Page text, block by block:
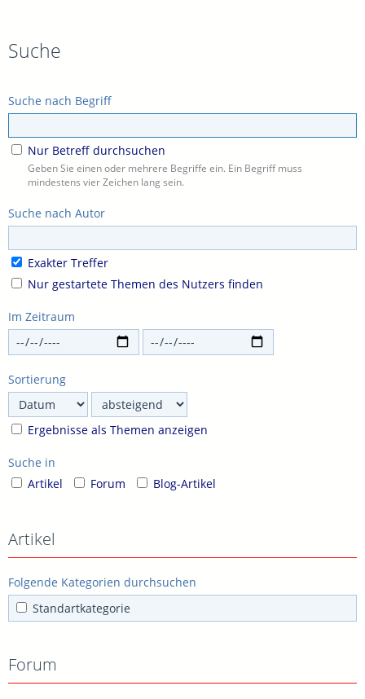
Suche
Suche nach Begriff
Nur Betreff durchsuchen
Geben Sie einen oder mehrere Begriffe ein. Ein Begriff muss
mindestens vier Zeichen lang sein.
Suche nach Autor
Exakter Treffer
Nur gestartete Themen des Nutzers finden
Im Zeitraum
Sortierung
Ergebnisse als Themen anzeigen
Suche in
Artikel
Forum Blog-Artikel
Artikel
Folgende Kategorien durchsuchen
Standartkategorie
Forum